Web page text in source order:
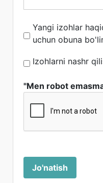
Yangi izohlar
uchun obuna
Izohlarni nashr
"Men robot
Jo'natish